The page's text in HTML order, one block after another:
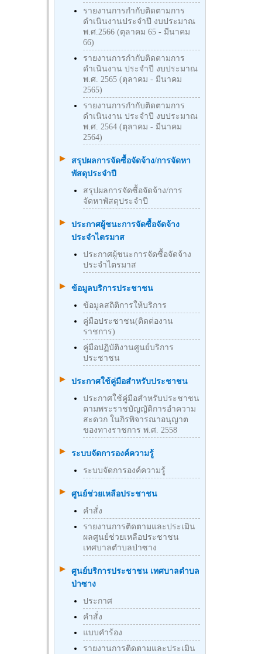
รายงานการกำกับติดตามการ
ดำเนินงานประจำปี งบประมาณ
พ.ศ.2566 (ตุลาคม 65 - มีนาคม
66)
รายงานการกำกับติดตามการ
ดำเนินงาน ประจำปี งบประมาณ
พ.ศ. 2565 (ตุลาคม - มีนาคม
2565)
รายงานการกำกับติดตามการ
ดำเนินงาน ประจำปี งบประมาณ
พ.ศ. 2564 (ตุลาคม - มีนาคม
2564)
สรุปผลการจัดซื้อจัดจ้าง/การจัดหา
พัสดุประจำปี
สรุปผลการจัดซื้อจัดจ้าง/การ
จัดหาพัสดุประจำปี
ประกาศผู้ชนะการจัดซื้อจัดจ้าง
ประจำไตรมาส
ประกาศผู้ชนะการจัดซื้อจัดจ้าง
ประจำไตรมาส
ข้อมูลบริการประชาชน
ข้อมูลสถิติการให้บริการ
คู่มือประชาชน(ติดต่องาน
ราชการ)
คู่มือปฏิบัติงานศูนย์บริการ
ประชาชน
ประกาศใช้คู่มือสำหรับประชาชน
ประกาศใช้คู่มือสำหรับประชาชน
ตามพระราชบัญญัติการอำความ
สะดวก ในกิรพิจารณาอนุญาต
ของทางราชการ พ.ศ. 2558
ระบบจัดการองค์ความรู้
ระบบจัดการองค์ความรู้
ศูนย์ช่วยเหลือประชาชน
คำสั่ง
รายงานการติดตามและประเมิน
ผลศูนย์ช่วยเหลือประชาชน
เทศบาลตำบลป่าซาง
ศูนย์บริการประชาชน เทศบาลตำบล
ป่าซาง
ประกาศ
คำสั่ง
แบบคำร้อง
รายงานการติดตามและประเมิน